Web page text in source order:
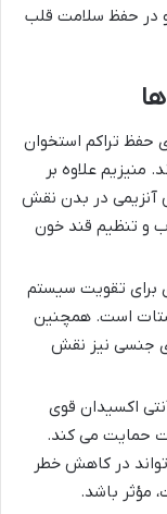
در حفظ سلامت قلب
حفظ تراکم استخوان
منیزیم علاوه بر
در بیش از 300 واکنش آنزیمی در بدن نقش
و تنظیم قند خون
برای تقویت سیستم
است. همچنین
جنسی نیز نقش
اکسیدان قوی
حمایت می کند.
در کاهش خطر
مؤثر باشد.